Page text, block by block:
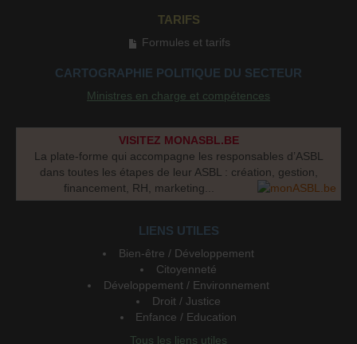
TARIFS
Formules et tarifs
CARTOGRAPHIE POLITIQUE DU SECTEUR
Ministres en charge et compétences
VISITEZ MONASBL.BE
La plate-forme qui accompagne les responsables d’ASBL
dans toutes les étapes de leur ASBL : création, gestion,
financement, RH, marketing...
LIENS UTILES
Bien-être / Développement
Citoyenneté
Développement / Environnement
Droit / Justice
Enfance / Education
Tous les liens utiles